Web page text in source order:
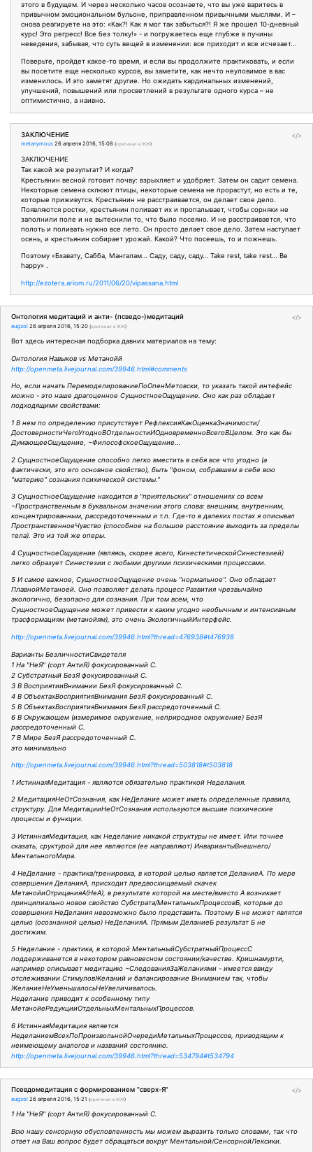
этого в будущем. И через несколько часов осознаете, что вы уже варитесь в
привычном эмоциональном бульоне, приправленном привычными мыслями. И –
снова реагируете на это: «Как?! Как я мог так забыться?! Я же прошел 10-дневный
курс! Это регресс! Все без толку!» - и погружаетесь еще глубже в пучины
неведения, забывая, что суть вещей в изменении: все приходит и все исчезает…
Поверьте, пройдет какое-то время, и если вы продолжите практиковать, и если
вы посетите еще несколько курсов, вы заметите, как нечто неуловимое в вас
изменилось. И это заметят другие. Но ожидать кардинальных изменений,
улучшений, повышений или просветлений в результате одного курса – не
оптимистично, а наивно.
</>
ЗАКЛЮЧЕНИЕ
metanymous 26 апреля 2016, 15:08 (оригинал в ЖЖ)
ЗАКЛЮЧЕНИЕ
Так какой же результат? И когда?
Крестьянин весной готовит почву: взрыхляет и удобряет. Затем он садит семена.
Некоторые семена склюют птицы, некоторые семена не прорастут, но есть и те,
которые приживутся. Крестьянин не расстраивается, он делает свое дело.
Появляются ростки, крестьянин поливает их и пропалывает, чтобы сорняки не
заполнили поле и не вытеснили то, что было посеяно. И не расстраивается, что
полоть и поливать нужно все лето. Он просто делает свое дело. Затем наступает
осень, и крестьянин собирает урожай. Какой? Что посеешь, то и пожнешь.
Поэтому «Бхавату, Сабба, Мангалам… Саду, саду, саду… Take rest, take rest… Вe
happy» .
http://ezotera.ariom.ru/2011/06/20/vipassana.html
</>
Онтология медитаций и анти- (псведо-)медитаций
eugzol 26 апреля 2016, 15:20 (оригинал в ЖЖ)
Вот здесь интересная подборка давних материалов на тему:
Онтология Навыков vs Метанойй
http://openmeta.livejournal.com/39946.html#comments
Но, если начать ПеремоделированиеПоОпенМетовски, то указать такой интефейс
можно - это наше драгоценное СущностноеОщущение. Оно как раз обладает
подходящими свойствами:
1 В нем по определению присутствует РефлексияКакОценкаЗначимости/
ДостоверностиЧегоУгодноВОтдельностиИОдновременноВсегоВЦелом. Это как бы
ДумающееОщущение, ~ФилософскоеОщущение...
2 СущностноеОщущение способно легко вместить в себя все что угодно (а
фактически, это его основное свойство), быть "фоном, собравшем в себе всю
"материю" сознания психической системы."
3 СущностноеОщущение находится в "приятельских" отношениях со всем
~Пространственным в буквальном значении этого слова: внешним, внутренним,
концентрированным, рассредоточенным и т.п. Где-то в далеких постах я описывал
ПространственноеЧувство (способное на большое расстояние выходить за пределы
тела). Это из той же оперы.
4 СущностноеОщущение (являясь, скорее всего, КинестетическойСинестезией)
легко образует Синестезии с любыми другими психическими процессами.
5 И самое важное, СущностноеОщущение очень "нормальное". Оно обладает
ПлавнойМетаноей. Оно позволяет делать процесс Развития чрезвычайно
экологично, безопасно для сознания. При том всем, что
СущностноеОщущение может привести к каким угодно необычным и интенсивным
трасформациям (метанойям), это очень ЭкологичныйИнтерфейс.
http://openmeta.livejournal.com/39946.html?thread=476938#t476938
Варианты БезличностиСвидетеля
1 На "НеЯ" (сорт АнтиЯ) фокусированный С.
2 Субстратный БезЯ фокусированный С.
3 В ВосприятииВнимании БезЯ фокусированный С.
4 В ОбъектахВосприятияВнимания БезЯ фокусированный С.
5 В ОбъектахВосприятияВнимания БезЯ рассредоточенный С.
6 В Окружающем (измеримое окружение, неприродное окружение) БезЯ
рассредоточенный С.
7 В Мире БезЯ рассредоточенный С.
это минимально
http://openmeta.livejournal.com/39946.html?thread=503818#t503818
1 ИстиннаяМедитация - являются обязательно практикой Неделания.
2 МедитацияНеОтСознания, как НеДелание может иметь определенные правила,
структуру. Для МедитацииНеОтСознания используются высшие психические
процессы и функции.
3 ИстиннаяМедитация, как Неделание никакой структуры не имеет. Или точнее
сказать, сруктурой для нее являются (ее направляют) ИнвариантыВнешнего/
МентальногоМира.
4 НеДелание - практика/тренировка, в которой целью является ДеланиеА. По мере
совершения ДеланияА, присходит предвосхищаемый скачек
МетанойиОтрицанияА(НеА), в результате которой на месте/вместо А возникает
принципиально новое свойство Субстрата/МентальныхПроцессовБ, которые до
совершения НеДелания невозможно было представить. Поэтому Б не может являтся
целью (осознанной целью) НеДеланияА. Прямым ДеланиеБ результат Б не
достижим.
5 Неделание - практика, в которой МентальныйСубстратныйПроцессС
поддерживанется в некотором равновесном состоянии/качестве. Кришнамурти,
например описывает медитацию ~СледованияЗаЖеланиями - имеется ввиду
отслеживании СтимуловЖеланий и балансирование Вниманием так, чтобы
ЖеланиеНеУменьшалосьНеУвеличивалось.
Неделание приводит к особенному типу
МетанойеРедукцииОтдельныхМентальныхПроцессов.
6 ИстиннаяМедитация является
НеделаниемВсехПоПроизвольнойОчередиМетальныхПроцессов, приводящим к
неимеющему аналогов и названий состоянию.
http://openmeta.livejournal.com/39946.html?thread=534794#t534794
</>
Псевдомедитация с формированием "сверх-Я"
eugzol 26 апреля 2016, 15:21 (оригинал в ЖЖ)
1 На "НеЯ" (сорт АнтиЯ) фокусированный С.
Всю нашу сенсорную обусловленность мы можем выразить только словами, так что
ответ на Ваш вопрос будет обращаться вокруг Ментальной/СенсорнойЛексики.